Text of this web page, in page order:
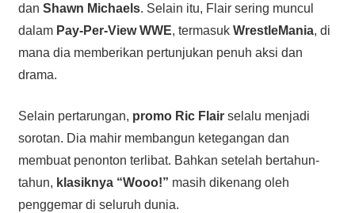
dan Shawn Michaels. Selain itu, Flair sering muncul
dalam Pay-Per-View WWE, termasuk WrestleMania, di
mana dia memberikan pertunjukan penuh aksi dan
drama.
Selain pertarungan, promo Ric Flairselalu menjadi
sorotan. Dia mahir membangun ketegangan dan
membuat penonton terlibat. Bahkan setelah bertahun-
tahun, klasiknya “Wooo!” masih dikenang oleh
penggemar di seluruh dunia.